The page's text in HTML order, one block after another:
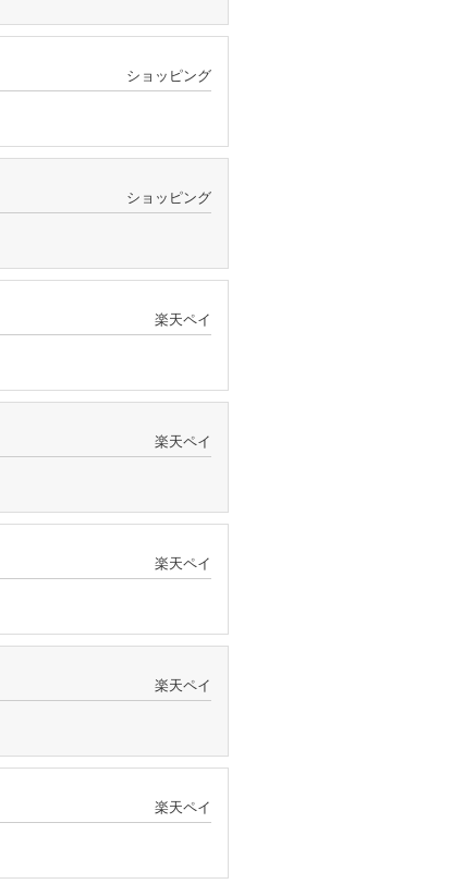
ショッピング
ショッピング
楽天ペイ
楽天ペイ
楽天ペイ
楽天ペイ
楽天ペイ